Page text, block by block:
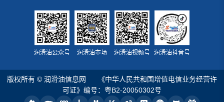
润滑油公众号 润滑油市场 润滑油视频号 润滑油抖音号
版权所有 © 润滑油信息网
《中华人民共和国增值电信业务经营许
可证》编号：粤B2-20050302号